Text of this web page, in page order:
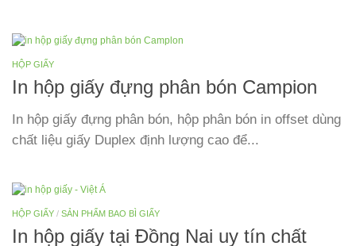
HỘP GIẤY
In hộp giấy đựng phân bón Campion
In hộp giấy đựng phân bón, hộp phân bón in offset dùng
chất liệu giấy Duplex định lượng cao để...
HỘP GIẤY / SẢN PHẨM BAO BÌ GIẤY
In hộp giấy tại Đồng Nai uy tín chất